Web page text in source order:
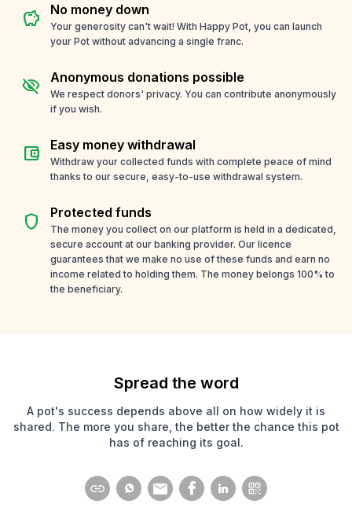
savings No money down
Your generosity can't wait! With Happy Pot, you can launch
your Pot without advancing a single franc.
visibility_off Anonymous donations possible
We respect donors' privacy. You can contribute anonymously
if you wish.
account_balance_wallet Easy money withdrawal
Withdraw your collected funds with complete peace of mind
thanks to our secure, easy-to-use withdrawal system.
shield Protected funds
The money you collect on our platform is held in a dedicated,
secure account at our banking provider. Our licence
guarantees that we make no use of these funds and earn no
income related to holding them. The money belongs 100% to
the beneficiary.
Spread the word
A pot's success depends above all on how widely it is
shared. The more you share, the better the chance this pot
has of reaching its goal.